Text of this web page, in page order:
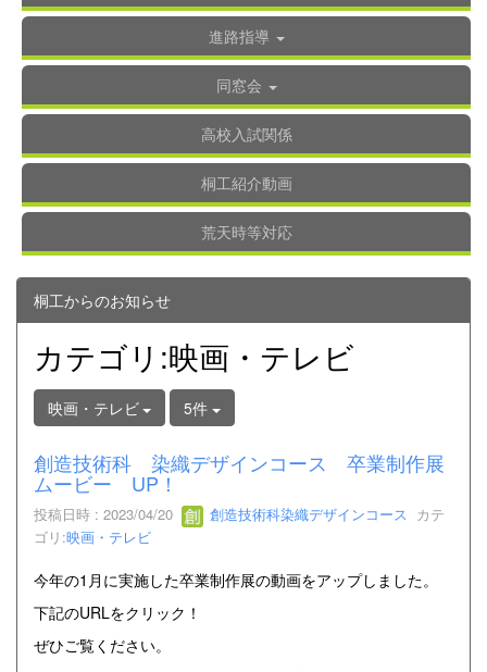
進路指導
同窓会
高校入試関係
桐工紹介動画
荒天時等対応
桐工からのお知らせ
カテゴリ:映画・テレビ
映画・テレビ 5件
創造技術科 染織デザインコース 卒業制作展
ムービー UP！
投稿日時 : 2023/04/20 創造技術科染織デザインコース カテ
ゴリ:映画・テレビ
今年の1月に実施した卒業制作展の動画をアップしました。
下記のURLをクリック！
ぜひご覧ください。